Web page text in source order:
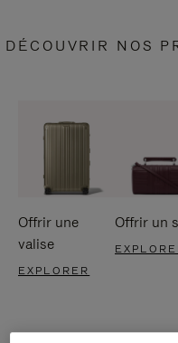
DÉCOUVRIR NOS
Offrir une
valise
EXPLORER
Offrir un